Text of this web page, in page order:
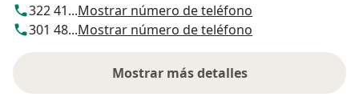
322 41...Mostrar número de teléfono
301 48...Mostrar número de teléfono
Mostrar más detalles
sobre la dirección